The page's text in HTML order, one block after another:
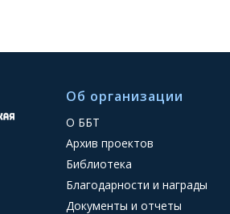
Об организации
О ББТ
Архив проектов
Библиотека
Благодарности и награды
Документы и отчеты